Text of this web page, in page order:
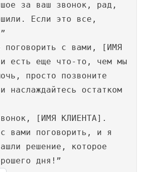
за ваш звонок, рад,
Если это все,
поговорить с вами, [ИМЯ
есть еще что-то, чем мы
просто позвоните
наслаждайтесь остатком
[ИМЯ КЛИЕНТА].
вами поговорить, и я
решение, которое
дня!”